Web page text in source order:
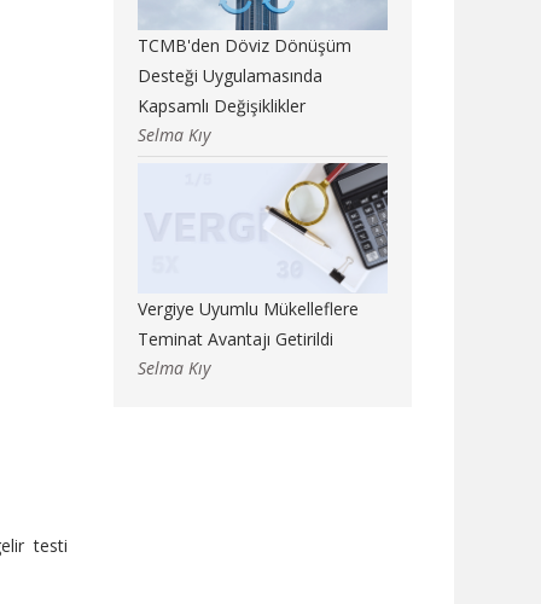
testi
TCMB'den Döviz Dönüşüm
Desteği Uygulamasında
Kapsamlı Değişiklikler
Selma Kıy
Vergiye Uyumlu Mükelleflere
Teminat Avantajı Getirildi
Selma Kıy